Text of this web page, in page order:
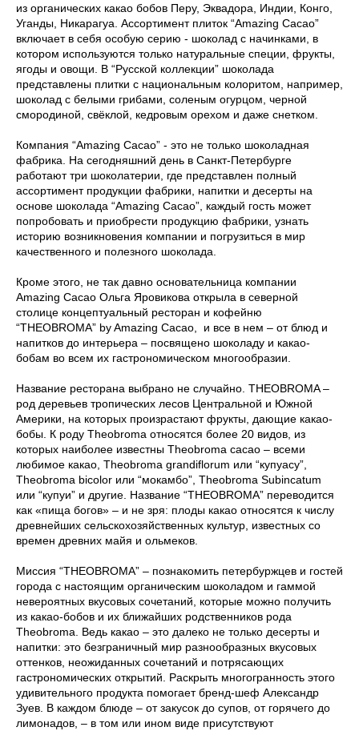
из органических какао бобов Перу, Эквадора, Индии, Конго,
Уганды, Никарагуа. Ассортимент плиток “Amazing Cacao”
включает в себя особую серию - шоколад с начинками, в
котором используются только натуральные специи, фрукты,
ягоды и овощи. В “Русской коллекции” шоколада
представлены плитки с национальным колоритом, например,
шоколад с белыми грибами, соленым огурцом, черной
смородиной, свёклой, кедровым орехом и даже снетком.
Компания “Amazing Cacao” - это не только шоколадная
фабрика. На сегодняшний день в Санкт-Петербурге
работают три шоколатерии, где представлен полный
ассортимент продукции фабрики, напитки и десерты на
основе шоколада “Amazing Cacao”, каждый гость может
попробовать и приобрести продукцию фабрики, узнать
историю возникновения компании и погрузиться в мир
качественного и полезного шоколада.
Кроме этого, не так давно основательница компании
Amazing Cacao Ольга Яровикова открыла в северной
столице концептуальный ресторан и кофейню
“THEOBROMA” by Amazing Cacao, ​​ и все в нем – от блюд и
напитков до интерьера – посвящено шоколаду и какао-
бобам во всем их гастрономическом многообразии.
Название ресторана выбрано не случайно. THEOBROMA –
род деревьев тропических лесов Центральной и Южной
Америки, на которых произрастают фрукты, дающие какао-
бобы. К роду Theobroma относятся более 20 видов, из
которых наиболее известны Theobroma cacao – всеми
любимое какао, Theobroma grandiflorum или “купуасу”,
Theobroma bicolor или “мокамбо”, Theobroma Subincatum
или “купуи” и другие. Название “THEOBROMA” переводится
как «пища богов» – и не зря: плоды какао относятся к числу
древнейших сельскохозяйственных культур, известных со
времен древних майя и ольмеков.
Миссия “THEOBROMA” – познакомить петербуржцев и гостей
города с настоящим органическим шоколадом и гаммой
невероятных вкусовых сочетаний, которые можно получить
из какао-бобов и их ближайших родственников рода
Theobroma. Ведь какао – это далеко не только десерты и
напитки: это безграничный мир разнообразных вкусовых
оттенков, неожиданных сочетаний и потрясающих
гастрономических открытий. Раскрыть многогранность этого
удивительного продукта помогает бренд-шеф Александр
Зуев. В каждом блюде – от закусок до супов, от горячего до
лимонадов, – в том или ином виде присутствуют